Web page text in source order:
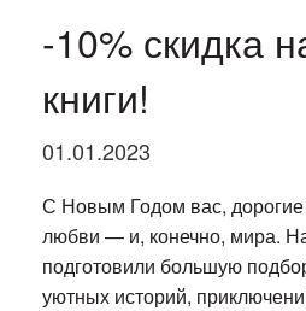
-10% скидка
книги!
01.01.2023
С Новым Годом вас, дорогие
любви — и, конечно, мира.
подготовили большую
уютных историй,